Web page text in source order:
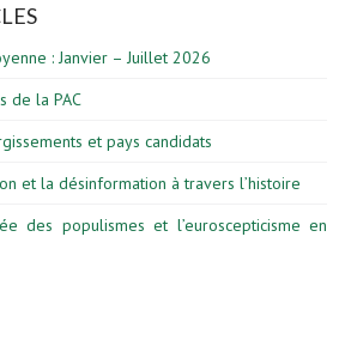
: Janvier – Juillet 2026
de la PAC
et pays candidats
et la désinformation à travers l’histoire
des populismes et l’euroscepticisme en